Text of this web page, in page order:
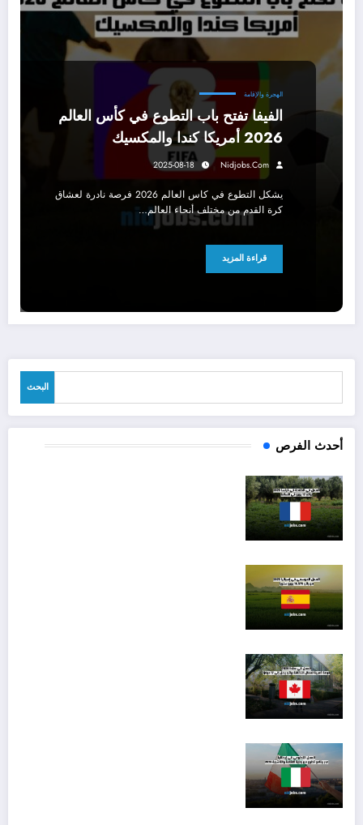
الهجرة والإقامة
الفيفا تفتح باب التطوع في كأس العالم
2026 أمريكا كندا والمكسيك
Nidjobs.com
2025-08-18
يشكل التطوع في كاس العالم 2026 فرصة نادرة لعشاق
كرة القدم من مختلف أنحاء العالم…
قراءة المزيد
البحث
أحدث الفرص